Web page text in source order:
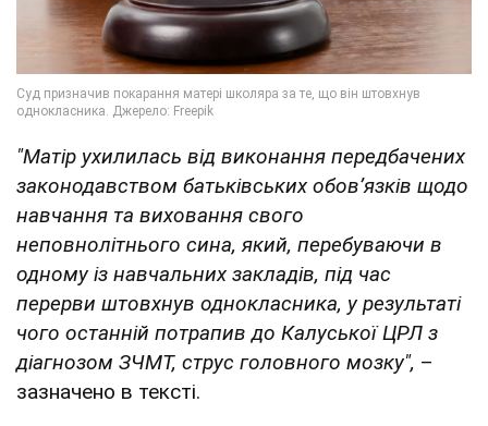
"Матір ухилилась від виконання передбачених
законодавством батьківських обов’язків щодо
навчання та виховання свого
неповнолітнього сина, який, перебуваючи в
одному із навчальних закладів, під час
перерви штовхнув однокласника, у результаті
чого останній потрапив до Калуської ЦРЛ з
діагнозом ЗЧМТ, струс головного мозку", –
зазначено в тексті.